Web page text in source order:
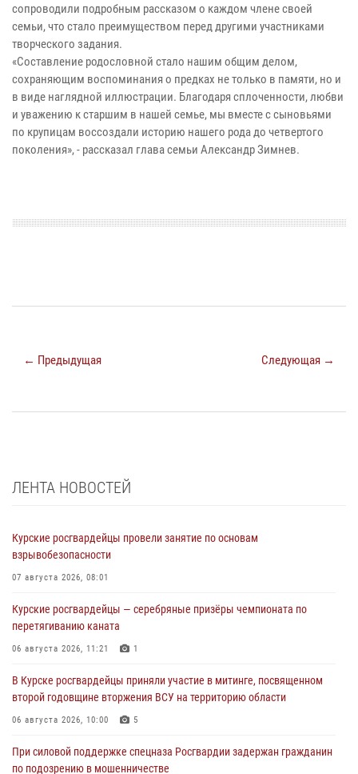
сопроводили подробным рассказом о каждом члене своей
семьи, что стало преимуществом перед другими участниками
творческого задания.
«Составление родословной стало нашим общим делом,
сохраняющим воспоминания о предках не только в памяти, но и
в виде наглядной иллюстрации. Благодаря сплоченности, любви
и уважению к старшим в нашей семье, мы вместе с сыновьями
по крупицам воссоздали историю нашего рода до четвертого
поколения», - рассказал глава семьи Александр Зимнев.
← Предыдущая Следующая →
ЛЕНТА НОВОСТЕЙ
Курские росгвардейцы провели занятие по основам
взрывобезопасности
07 августа 2026, 08:01
Курские росгвардейцы — серебряные призёры чемпионата по
перетягиванию каната
06 августа 2026, 11:21 1
В Курске росгвардейцы приняли участие в митинге, посвященном
второй годовщине вторжения ВСУ на территорию области
06 августа 2026, 10:00 5
При силовой поддержке спецназа Росгвардии задержан гражданин
по подозрению в мошенничестве